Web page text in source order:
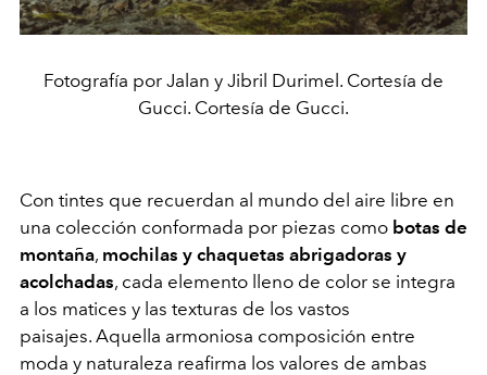
Fotografía por Jalan y Jibril Durimel. Cortesía de
Gucci. Cortesía de Gucci.
Con tintes que recuerdan al mundo del aire libre en
una colección conformada por piezas como botas de
montaña, mochilas y chaquetas abrigadoras y
acolchadas, cada elemento lleno de color se integra
a los matices y las texturas de los vastos
paisajes. Aquella armoniosa composición entre
moda y naturaleza reafirma los valores de ambas